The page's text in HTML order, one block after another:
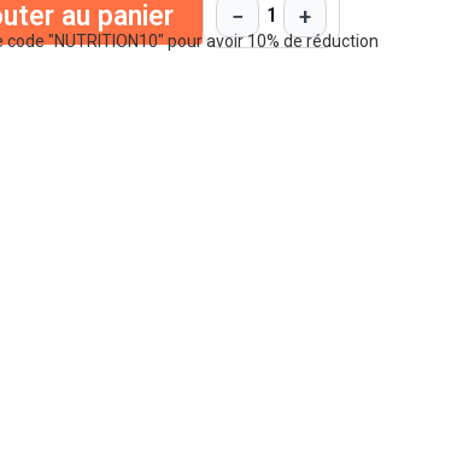
au panier − 1 +
code "NUTRITION10" pour avoir 10% de réduction